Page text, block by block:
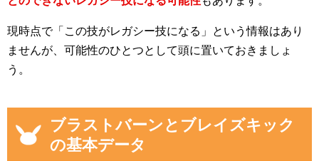
現時点で「この技がレガシー技になる」という情報はあり
ませんが、可能性のひとつとして頭に置いておきましょ
う。
ブラストバーンとブレイズキック
の基本データ